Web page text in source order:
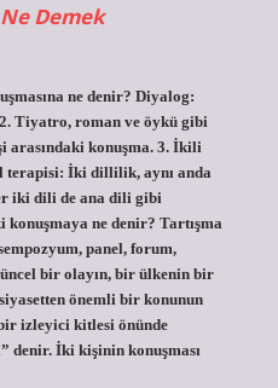
Demek
ne denir? Diyalog:
Tiyatro, roman ve öykü gibi
arasındaki konuşma. 3. İkili
terapisi: İki dillilik, aynı anda
iki dili de ana dili gibi
ne denir? Tartışma
panel, forum,
bir olayın, bir ülkenin bir
önemli bir konunun
izleyici kitlesi önünde
denir. İki kişinin konuşması